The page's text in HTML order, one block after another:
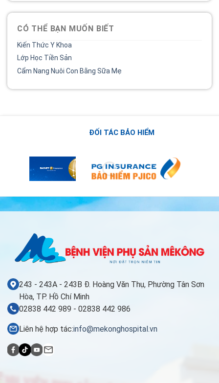
CÓ THỂ BẠN MUỐN BIẾT
Kiến Thức Y Khoa
Lớp Học Tiền Sản
Cẩm Nang Nuôi Con Bằng Sữa Mẹ
ĐỐI TÁC BẢO HIỂM
243 - 243A - 243B Đ. Hoàng Văn Thụ, Phường Tân Sơn
Hòa, TP. Hồ Chí Minh
02838 442 989 - 02838 442 986
Liên hệ hợp tác:info@mekonghospital.vn